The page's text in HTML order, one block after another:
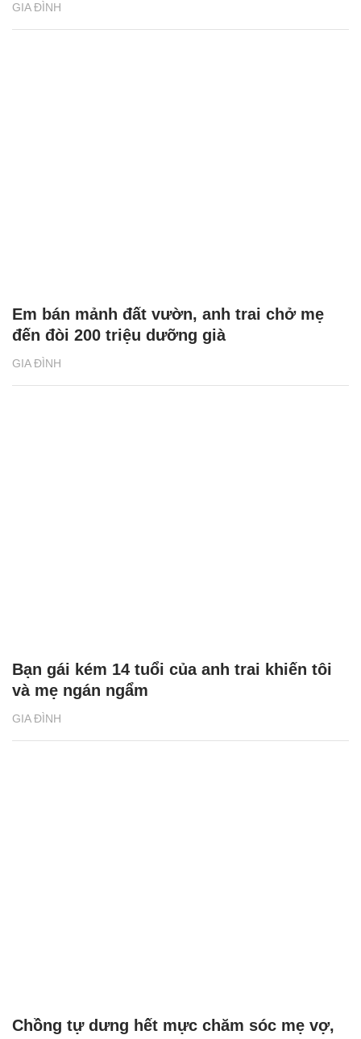
GIA ĐÌNH
GIA ĐÌNH
Em bán mảnh đất vườn, anh trai chở mẹ
đến đòi 200 triệu dưỡng già
GIA ĐÌNH
Bạn gái kém 14 tuổi của anh trai khiến tôi
và mẹ ngán ngẩm
Chồng tự dưng hết mực chăm sóc mẹ vợ,